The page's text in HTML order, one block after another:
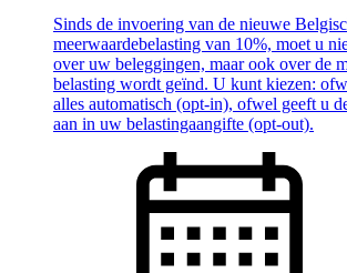
Sinds de invoering van de nieuwe
meerwaardebelasting van 10%, moet u
over uw beleggingen, maar ook over de
belasting wordt geïnd. U kunt kiezen:
alles automatisch (opt-in), ofwel geeft u
aan in uw belastingaangifte (opt-out).